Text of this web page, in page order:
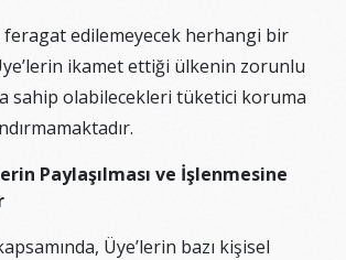
feragat edilemeyecek herhangi bir
ikamet ettiği ülkenin zorunlu
sahip olabilecekleri tüketici koruma
Paylaşılması ve İşlenmesine
Üye’lerin bazı kişisel